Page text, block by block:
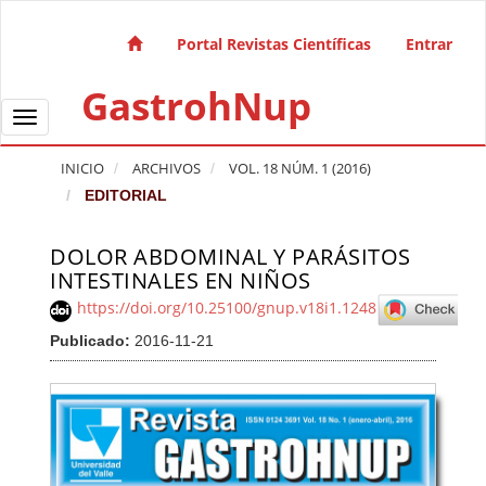
Navegación principal
Barra lateral
Portal Revistas Científicas Entrar
Toggle navigationGastrohNup
INICIO ARCHIVOS VOL. 18 NÚM. 1 (2016)
EDITORIAL
DOLOR ABDOMINAL Y PARÁSITOS
INTESTINALES EN NIÑOS
https://doi.org/10.25100/gnup.v18i1.1248
Publicado: 2016-11-21
Barra lateral del artículo